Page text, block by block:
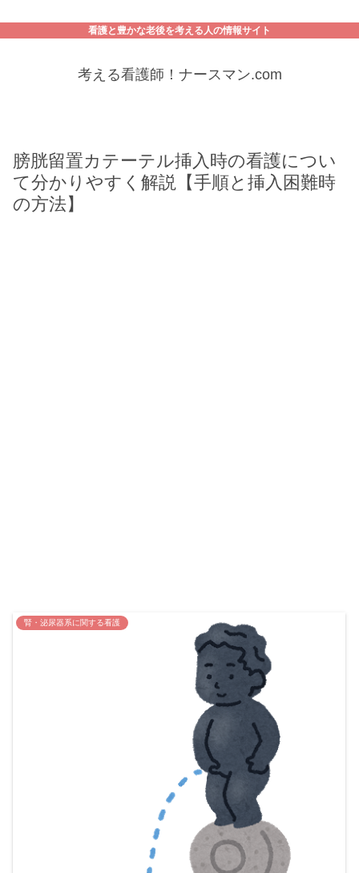
看護と豊かな老後を考える人の情報サイト
考える看護師！ナースマン.com
膀胱留置カテーテル挿入時の看護につい
て分かりやすく解説【手順と挿入困難時
の方法】
腎・泌尿器系に関する看護